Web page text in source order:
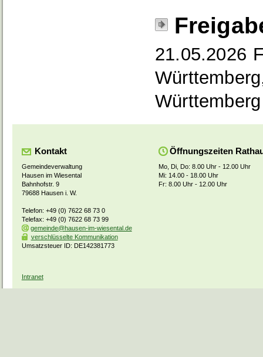
21.05.2026
Württemberg
Kontakt
Gemeindeverwaltung
Hausen im Wiesental
Bahnhofstr. 9
79688 Hausen i. W.
Telefon: +49 (0) 7622 68 73 0
Telefax: +49 (0) 7622 68 73 99
gemeinde@hausen-im-wiesental.de
verschlüsselte Kommunikation
Umsatzsteuer ID: DE142381773
Öffnungszeiten
Mo, Di, Do: 8.00 Uhr - 12.00 Uhr
Mi: 14.00 - 18.00 Uhr
Fr: 8.00 Uhr - 12.00 Uhr
Intranet